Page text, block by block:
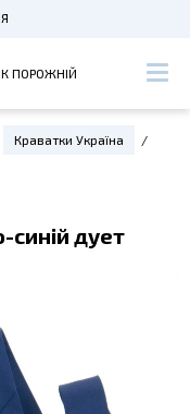
ПОРОЖНІЙ
Краватки Україна
дует